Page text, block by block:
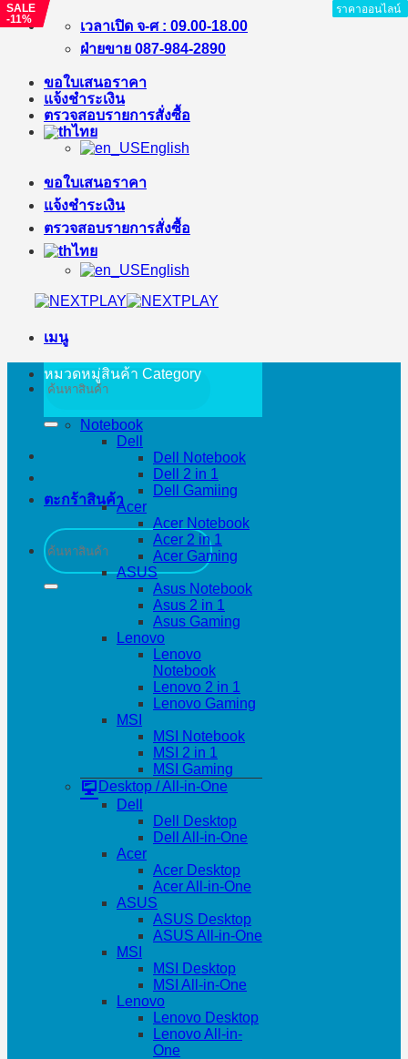
ข้าม
เนื้อหา
เวลาเปิด จ-ศ : 09.00-18.00
ฝ่ายขาย 087-984-2890
ขอใบเสนอราคา
แจ้งชำระเงิน
ตรวจสอบรายการสั่งซื้อ
ไทย
English
ขอใบเสนอราคา
แจ้งชำระเงิน
ตรวจสอบรายการสั่งซื้อ
ไทย
English
เมนู
ค้นหา:
ตะกร้าสินค้า
ค้นหา:
หมวดหมู่สินค้า Category
Notebook
Dell
Dell Notebook
Dell 2 in 1
Dell Gamiing
Acer
Acer Notebook
Acer 2 in 1
Acer Gaming
ASUS
Asus Notebook
Asus 2 in 1
Asus Gaming
Lenovo
Lenovo
Notebook
Lenovo 2 in 1
Lenovo Gaming
MSI
MSI Notebook
MSI 2 in 1
MSI Gaming
Desktop / All-in-One
Dell
Dell Desktop
Dell All-in-One
Acer
Acer Desktop
Acer All-in-One
ASUS
ASUS Desktop
ASUS All-in-One
MSI
MSI Desktop
MSI All-in-One
Lenovo
Lenovo Desktop
Lenovo All-in-
One
ราคาออนไลน์
ราคาออนไลน์
ราคาออนไลน์
ราคาออนไลน์
ราคาออนไลน์
SALE
-%
ราคาออนไลน์
ราคาออนไลน์
SALE
-11%